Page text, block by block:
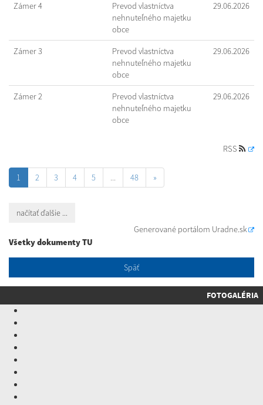
Zámer 4
Prevod vlastníctva
nehnuteľného majetku
obce
29.06.2026
Zámer 3
Prevod vlastníctva
nehnuteľného majetku
obce
29.06.2026
Zámer 2
Prevod vlastníctva
nehnuteľného majetku
obce
29.06.2026
RSS
1 2 3 4 5 ... 48 »
načítať ďalšie ...
Generované portálom Uradne.sk
Všetky dokumenty TU
Späť
FOTOGALÉRIA